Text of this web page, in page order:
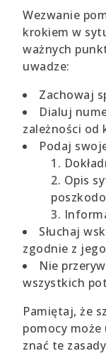
Wezwanie
krokiem w
ważnych
uwadze:
Zachowaj
Dialuj
zależności od
Podaj
Opis
Słuchaj
zgodnie z
Nie
wszystkich
Pamiętaj, że
pomocy
znać te